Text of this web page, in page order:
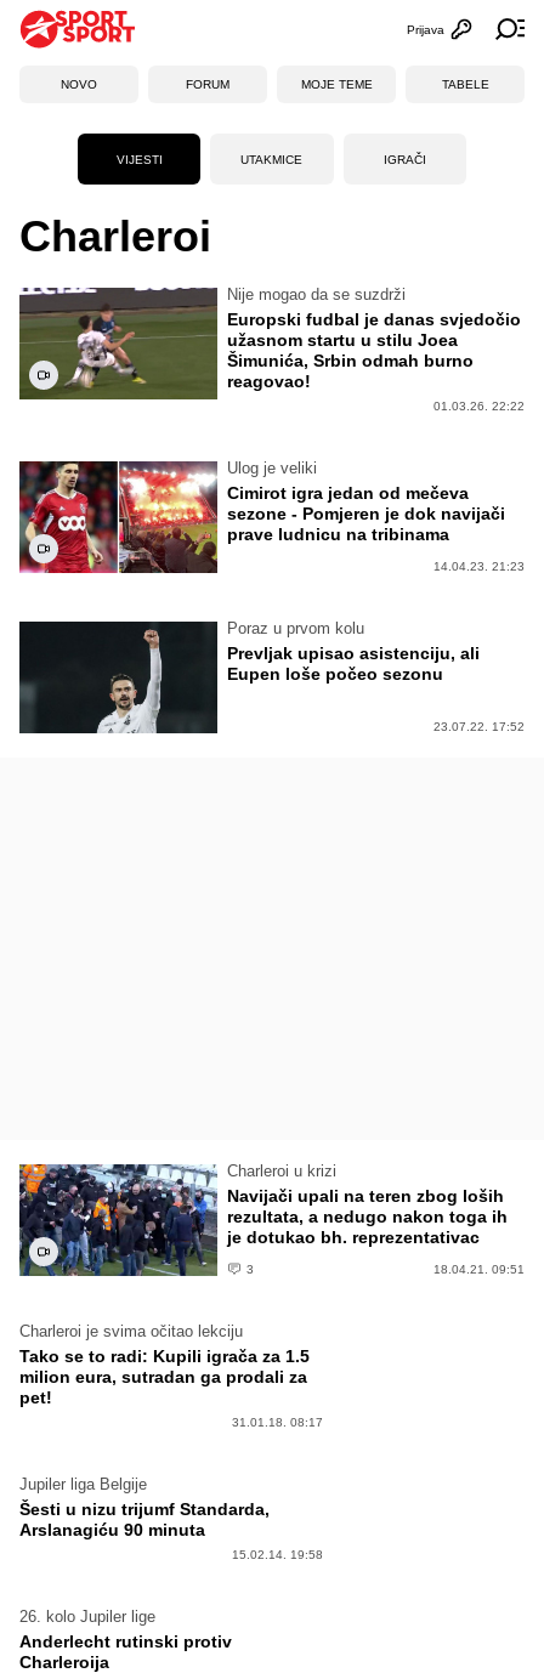
Otvori
Prijava
NOVO FORUM MOJE TEME TABELE
VIJESTI UTAKMICE IGRAČI
Charleroi
Nije mogao da se suzdrži
Europski fudbal je danas svjedočio
užasnom startu u stilu Joea
Šimunića, Srbin odmah burno
reagovao!
01.03.26. 22:22
Ulog je veliki
Cimirot igra jedan od mečeva
sezone - Pomjeren je dok navijači
prave ludnicu na tribinama
14.04.23. 21:23
Poraz u prvom kolu
Prevljak upisao asistenciju, ali
Eupen loše počeo sezonu
23.07.22. 17:52
Charleroi u krizi
Navijači upali na teren zbog loših
rezultata, a nedugo nakon toga ih
je dotukao bh. reprezentativac
3 18.04.21. 09:51
Charleroi je svima očitao lekciju
Tako se to radi: Kupili igrača za 1.5
milion eura, sutradan ga prodali za
pet!
31.01.18. 08:17
Jupiler liga Belgije
Šesti u nizu trijumf Standarda,
Arslanagiću 90 minuta
15.02.14. 19:58
26. kolo Jupiler lige
Anderlecht rutinski protiv
Charleroija